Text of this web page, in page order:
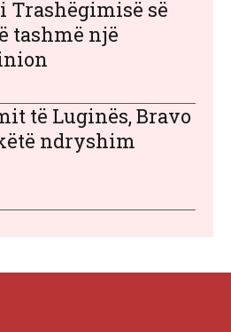
i Trashëgimisë së
tashmë një
të Luginës, Bravo
ndryshim